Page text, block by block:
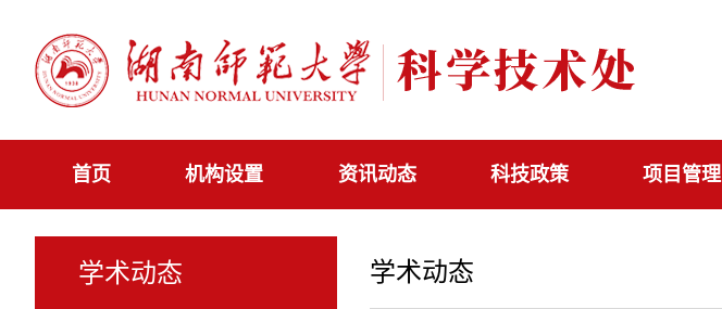
首页 机构设置 资讯动态 科技政策 项目管理
学术动态 学术动态